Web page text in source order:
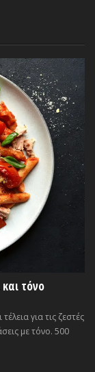
τόνο
για τις ζεστές
με τόνο. 500